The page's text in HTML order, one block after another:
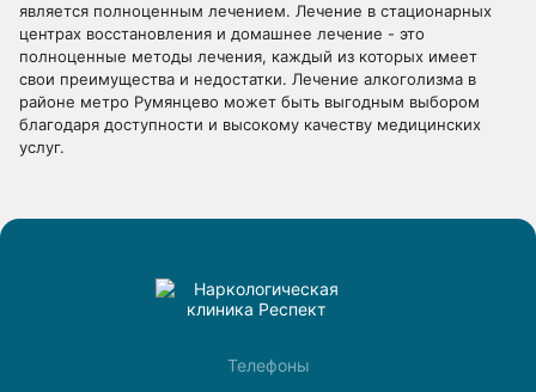
является полноценным лечением. Лечение в стационарных
центрах восстановления и домашнее лечение - это
полноценные методы лечения, каждый из которых имеет
свои преимущества и недостатки. Лечение алкоголизма в
районе метро Румянцево может быть выгодным выбором
благодаря доступности и высокому качеству медицинских
услуг.
Телефоны